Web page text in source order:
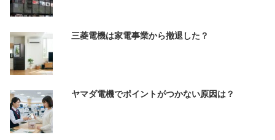
三菱電機は家電事業から撤退した？
ヤマダ電機でポイントがつかない原因は？